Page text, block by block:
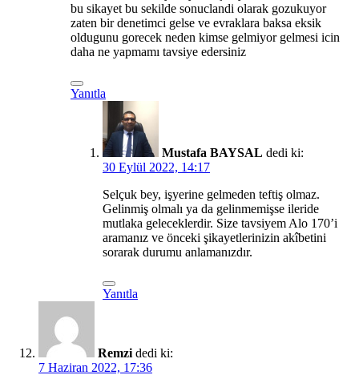
bu sikayet bu sekilde sonuclandi olarak gozukuyor
zaten bir denetimci gelse ve evraklara baksa eksik
oldugunu gorecek neden kimse gelmiyor gelmesi icin
daha ne yapmamı tavsiye edersiniz
Yanıtla
Mustafa BAYSAL dedi ki:
30 Eylül 2022, 14:17
Selçuk bey, işyerine gelmeden teftiş olmaz.
Gelinmiş olmalı ya da gelinmemişse ileride
mutlaka geleceklerdir. Size tavsiyem Alo 170’i
aramanız ve önceki şikayetlerinizin akîbetini
sorarak durumu anlamanızdır.
Yanıtla
Remzi dedi ki:
7 Haziran 2022, 17:36